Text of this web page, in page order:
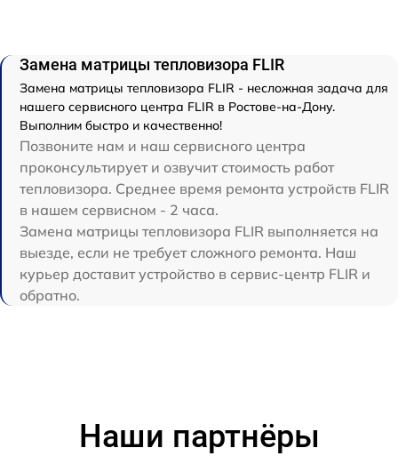
Замена матрицы тепловизора FLIR
Замена матрицы тепловизора FLIR - несложная задача для
нашего сервисного центра FLIR в Ростове-на-Дону.
Выполним быстро и качественно!
Позвоните нам и наш сервисного центра
проконсультирует и озвучит стоимость работ
тепловизора. Среднее время ремонта устройств FLIR
в нашем сервисном - 2 часа.
Замена матрицы тепловизора FLIR выполняется на
выезде, если не требует сложного ремонта. Наш
курьер доставит устройство в сервис-центр FLIR и
обратно.
Наши партнёры